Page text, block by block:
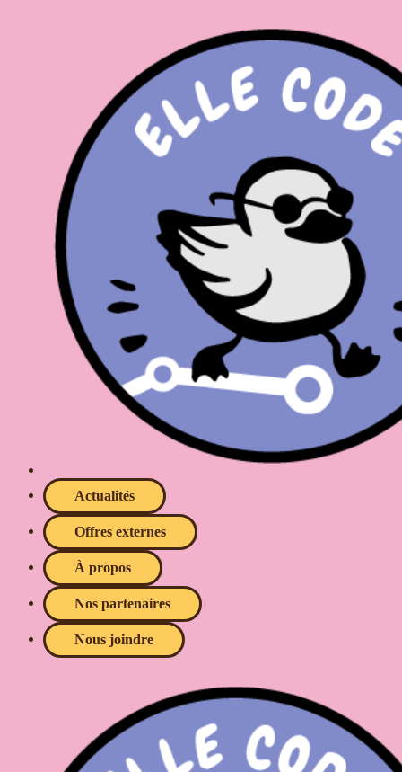
Actualités
Offres externes
À propos
Nos partenaires
Nous joindre